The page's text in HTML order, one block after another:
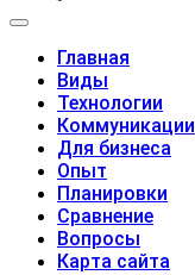
Главная
Виды
Технологии
Коммуникации
Для бизнеса
Опыт
Планировки
Сравнение
Вопросы
Карта сайта